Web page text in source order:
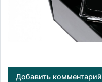
Добавить комментарий